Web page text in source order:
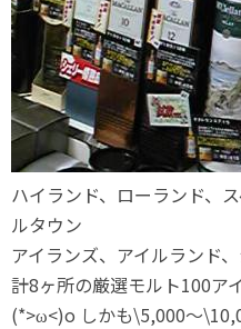
ハイランド、ローランド、
ルタウン
アイランズ、アイルランド、
計8ヶ所の厳選モルト100ア
(*>ω<)o しかも\5,000～